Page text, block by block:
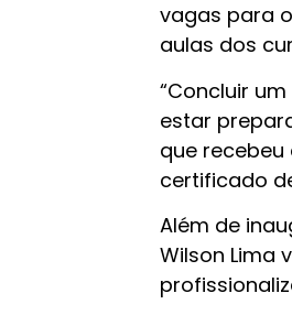
vagas para
aulas dos
“Concluir
estar
que
certificado
Além de
Wilson Lima